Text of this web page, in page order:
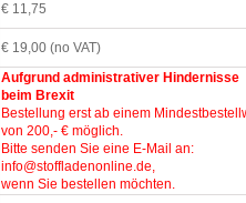
€ 11,75
€ 19,00 (no VAT)
Aufgrund administrativer Hindernisse
beim Brexit
Bestellung erst ab einem
von 200,- € möglich.
Bitte senden Sie eine E-Mail an:
info@stoffladenonline.de,
wenn Sie bestellen möchten.